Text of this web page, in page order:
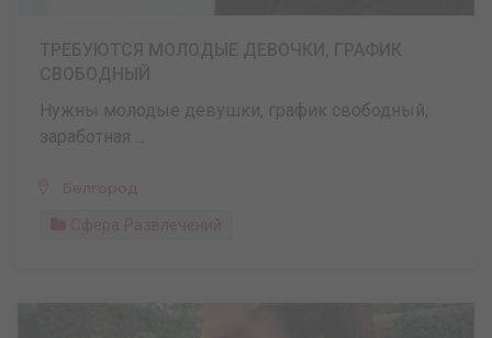
Нужны молодые девушки, график свободный,
заработная ...
Белгород
Сфера Развлечений